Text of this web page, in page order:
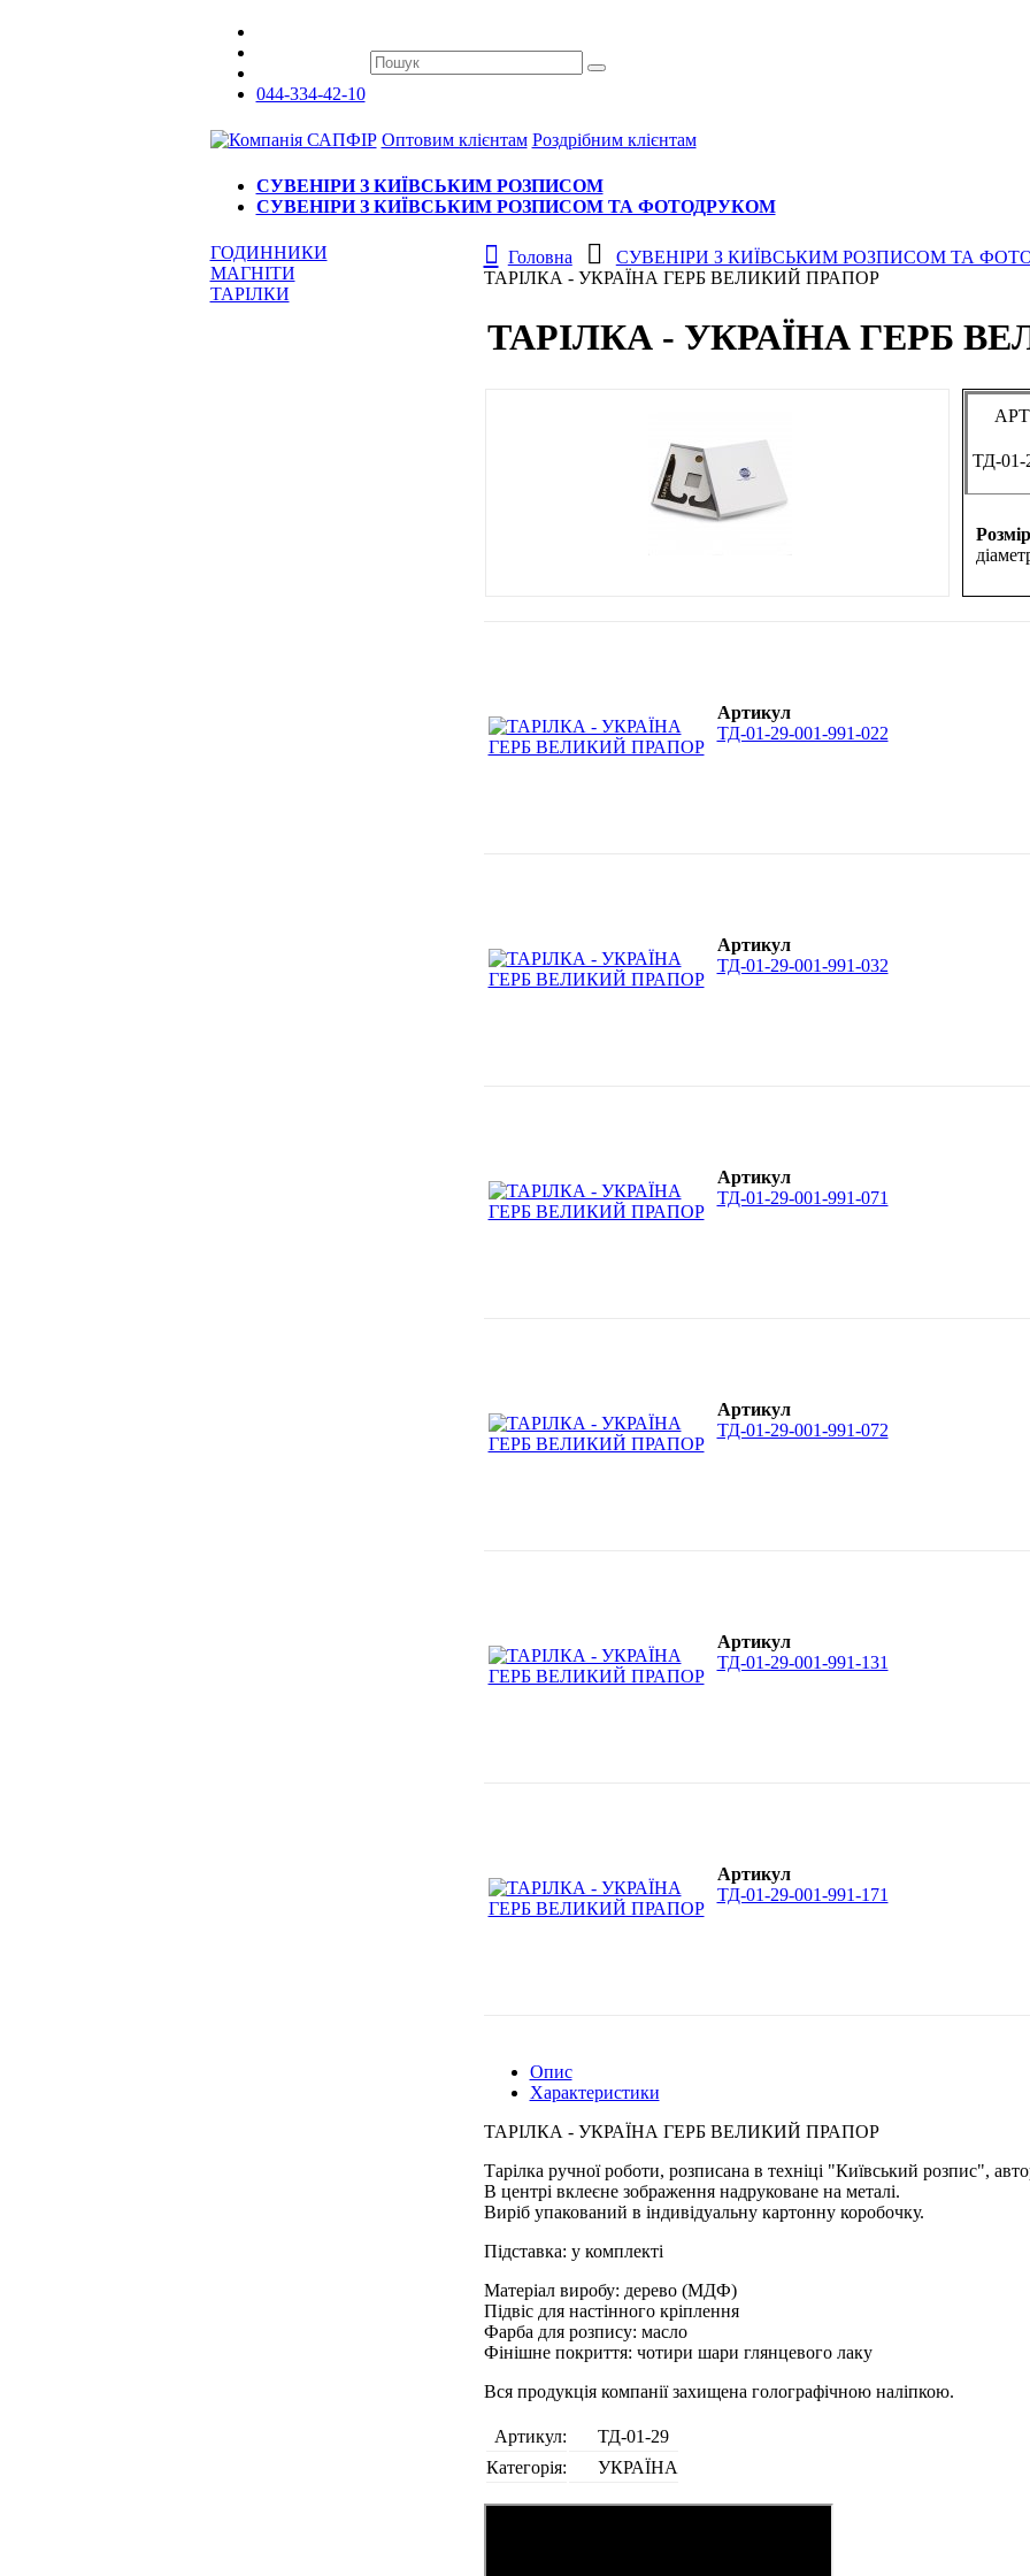
044-334-42-10
Оптовим клієнтам Роздрібним клієнтам
СУВЕНІРИ З КИЇВСЬКИМ РОЗПИСОМ
СУВЕНІРИ З КИЇВСЬКИМ РОЗПИСОМ ТА ФОТОДРУКОМ
Головна СУВЕНІРИ З КИЇВСЬКИМ РОЗПИСОМ ТА
ТАРІЛКА - УКРАЇНА ГЕРБ ВЕЛИКИЙ ПРАПОР
ТАРІЛКА - УКРАЇНА ГЕРБ
ТД-01-
Артикул
ТД-01-29-001-991-022
Артикул
ТД-01-29-001-991-032
Артикул
ТД-01-29-001-991-071
Артикул
ТД-01-29-001-991-072
Артикул
ТД-01-29-001-991-131
Артикул
ТД-01-29-001-991-171
Опис
Характеристики
ТАРІЛКА - УКРАЇНА ГЕРБ ВЕЛИКИЙ ПРАПОР
Тарілка ручної роботи, розписана в техніці "Київський розпис",
В центрі вклеєне зображення надруковане на металі.
Виріб упакований в індивідуальну картонну коробочку.
Підставка: у комплекті
Матеріал виробу: дерево (МДФ)
Підвіс для настінного кріплення
Фарба для розпису: масло
Фінішне покриття: чотири шари глянцевого лаку
Вся продукція компанії захищена голографічною наліпкою.
Артикул:
ТД-01-29
Категорія:
УКРАЇНА
ГОДИННИКИ
МАГНІТИ
ТАРІЛКИ